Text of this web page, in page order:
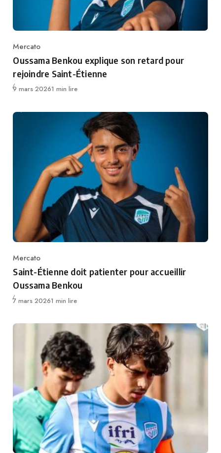
Category
Mercato
Oussama Benkou explique son retard pour
rejoindre Saint-Étienne
Publié
9 mars 20261 min lire
Category
Mercato
Saint-Étienne doit patienter pour accueillir
Oussama Benkou
Publié
7 mars 20261 min lire